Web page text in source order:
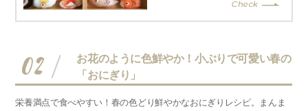
02
お花のように色鮮やか！小ぶりで可愛い春の
「おにぎり」
栄養満点で食べやすい！春の色どり鮮やかなおにぎりレシピ。まんま